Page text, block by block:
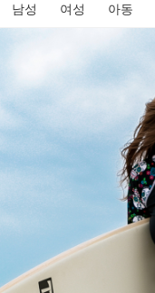
남성 여성 아동